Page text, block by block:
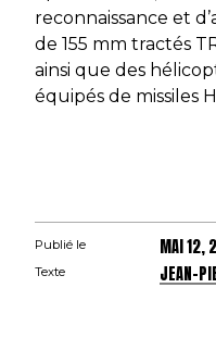
reconnaissance et
de 155 mm tractés
ainsi que des
équipés de missiles
Publié le MAI 12,
Texte JEAN-